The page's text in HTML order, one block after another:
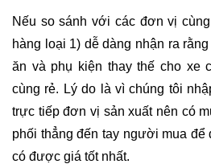
Nếu so sánh với các đơn vị
hàng loại 1) dễ dàng nhận ra
ăn và phụ kiện thay thế cho xe
cùng rẻ. Lý do là vì chúng tôi
trực tiếp đơn vị sản xuất nên có
phối thẳng đến tay người mua
có được giá tốt nhất.